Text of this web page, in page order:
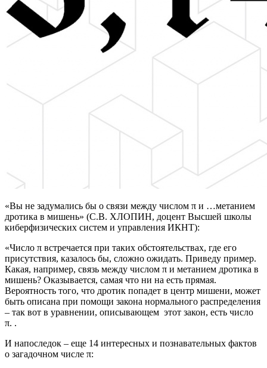
«Вы не задумались бы о связи между числом π и …метанием
дротика в мишень» (С.В. ХЛОПИН, доцент Высшей школы
киберфизических систем и управления ИКНТ):
«Число π встречается при таких обстоятельствах, где его
присутствия, казалось бы, сложно ожидать. Приведу пример.
Какая, например, связь между числом π и метанием дротика в
мишень? Оказывается, самая что ни на есть прямая.
Вероятность того, что дротик попадет в центр мишени, может
быть описана при помощи закона нормального распределения
– так вот в уравнении, описывающем этот закон, есть число
π. .
И напоследок – еще 14 интересных и познавательных фактов
о загадочном числе π: